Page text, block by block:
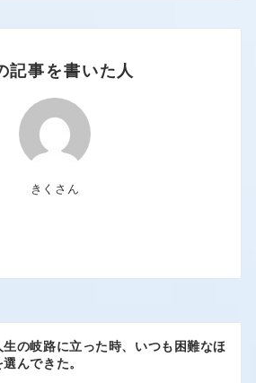
記事を書いた人
きくさん
生の岐路に立った時、いつも困難なほ
んできた。